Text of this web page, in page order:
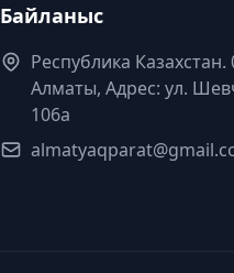
Байланыс
Республика Казахстан.
Алматы, Адрес: ул.
106а